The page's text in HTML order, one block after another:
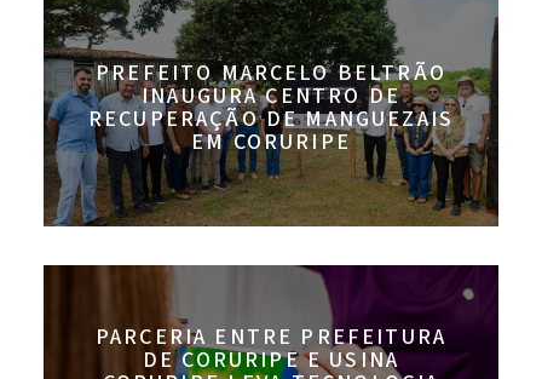
PREFEITO MARCELO BELTRÃO
INAUGURA CENTRO DE
RECUPERAÇÃO DE MANGUEZAIS
EM CORURIPE
PARCERIA ENTRE PREFEITURA
DE CORURIPE E USINA